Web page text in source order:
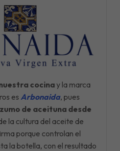
cocinay la marca
es Arbonaida, pues
de aceituna desde
la cultura del aceite de
porque controlan el
la botella, con el resultado